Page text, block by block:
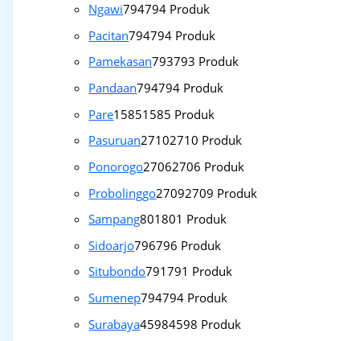
Ngawi794794 Produk
Pacitan794794 Produk
Pamekasan793793 Produk
Pandaan794794 Produk
Pare15851585 Produk
Pasuruan27102710 Produk
Ponorogo27062706 Produk
Probolinggo27092709 Produk
Sampang801801 Produk
Sidoarjo796796 Produk
Situbondo791791 Produk
Sumenep794794 Produk
Surabaya45984598 Produk